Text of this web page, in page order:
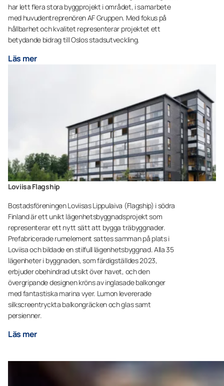
har lett flera stora byggprojekt i området, i samarbete
med huvudentreprenören AF Gruppen. Med fokus på
hållbarhet och kvalitet representerar projektet ett
betydande bidrag till Oslos stadsutveckling.
Läs mer
Loviisa Flagship
Bostadsföreningen Loviisas Lippulaiva (Flagship) i södra
Finland är ett unikt lägenhetsbyggnadsprojekt som
representerar ett nytt sätt att bygga träbyggnader.
Prefabricerade rumelement sattes samman på plats i
Loviisa och bildade en stilfull lägenhetsbyggnad. Alla 35
lägenheter i byggnaden, som färdigställdes 2023,
erbjuder obehindrad utsikt över havet, och den
övergripande designen kröns av inglasade balkonger
med fantastiska marina vyer. Lumon levererade
silkscreentryckta balkongräcken och glas samt
persienner.
Läs mer